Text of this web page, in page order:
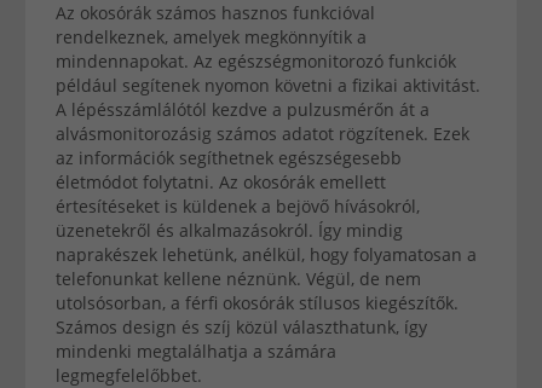
Az okosórák számos hasznos funkcióval
rendelkeznek, amelyek megkönnyítik a
mindennapokat. Az egészségmonitorozó funkciók
például segítenek nyomon követni a fizikai aktivitást.
A lépésszámlálótól kezdve a pulzusmérőn át a
alvásmonitorozásig számos adatot rögzítenek. Ezek
az információk segíthetnek egészségesebb
életmódot folytatni. Az okosórák emellett
értesítéseket is küldenek a bejövő hívásokról,
üzenetekről és alkalmazásokról. Így mindig
naprakészek lehetünk, anélkül, hogy folyamatosan a
telefonunkat kellene néznünk. Végül, de nem
utolsósorban, a férfi okosórák stílusos kiegészítők.
Számos design és szíj közül választhatunk, így
mindenki megtalálhatja a számára
legmegfelelőbbet.